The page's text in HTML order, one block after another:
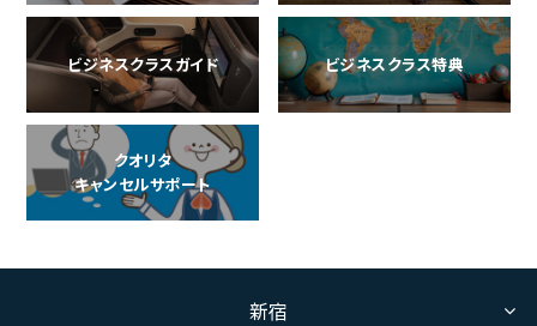
ビジネスクラスガイド ビジネスクラス特典
クオリタ
キャンセルサポート
新宿